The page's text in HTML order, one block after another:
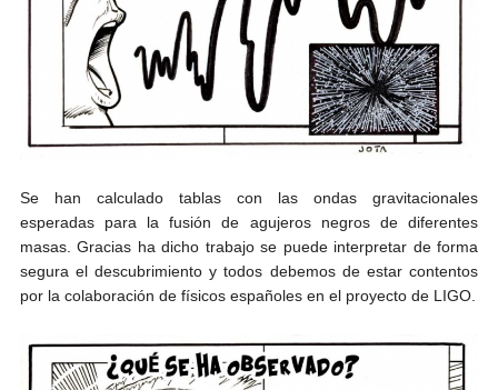
Se han calculado tablas con las ondas gravitacionales
esperadas para la fusión de agujeros negros de diferentes
masas. Gracias ha dicho trabajo se puede interpretar de forma
segura el descubrimiento y todos debemos de estar contentos
por la colaboración de físicos españoles en el proyecto de LIGO.